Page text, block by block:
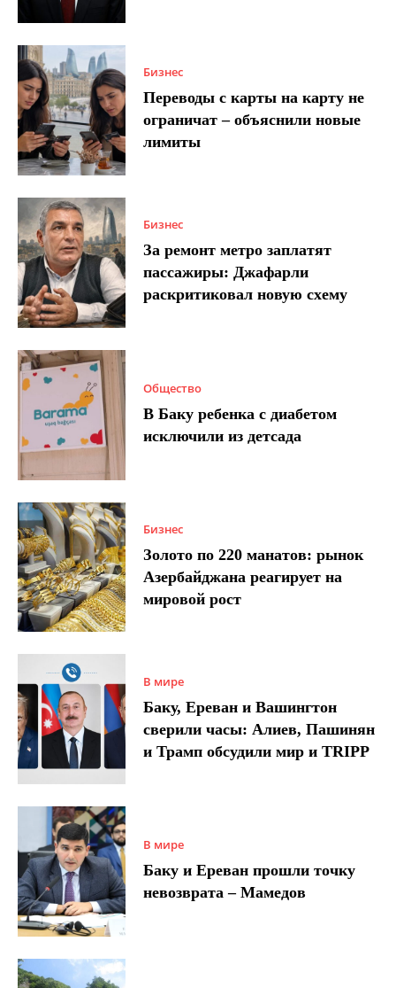
Бизнес
Переводы с карты на карту не
ограничат – объяснили новые
лимиты
Бизнес
За ремонт метро заплатят
пассажиры: Джафарли
раскритиковал новую схему
Общество
В Баку ребенка с диабетом
исключили из детсада
Бизнес
Золото по 220 манатов: рынок
Азербайджана реагирует на
мировой рост
В мире
Баку, Ереван и Вашингтон
сверили часы: Алиев, Пашинян
и Трамп обсудили мир и TRIPP
В мире
Баку и Ереван прошли точку
невозврата – Мамедов